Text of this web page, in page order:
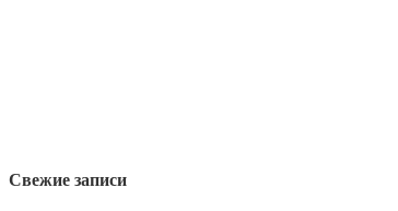
Свежие записи